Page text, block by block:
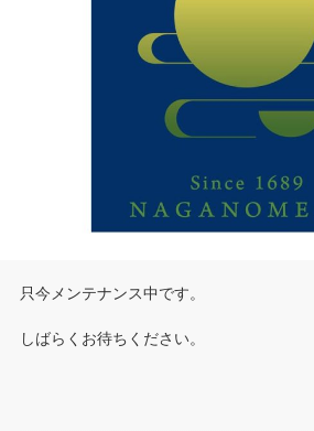
只今メンテナンス中です。
しばらくお待ちください。